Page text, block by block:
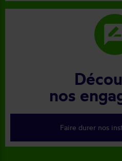
nos
Faire durer nos